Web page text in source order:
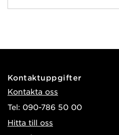
Kontaktuppgifter
Kontakta oss
Tel: 090-786 50 00
Hitta till oss